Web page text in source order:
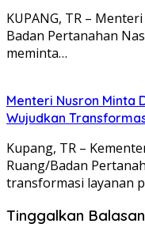
KUPANG, TR –
Badan Pertanahan
meminta…
Menteri Nusron Minta
Wujudkan
Kupang, TR –
Ruang/Badan
transformasi layanan
Tinggalkan Balasan